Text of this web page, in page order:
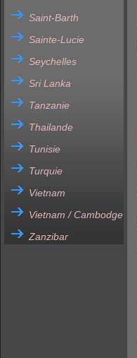
Saint-Barth
Sainte-Lucie
Seychelles
Sri Lanka
Tanzanie
Thailande
Tunisie
Turquie
Vietnam
Vietnam / Cambodge
Zanzibar